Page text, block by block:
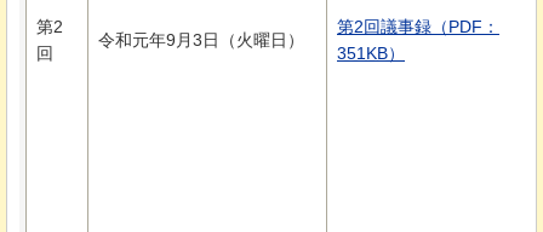
第2
回
令和元年9月3日（火曜日）
第2回議事録（PDF：
351KB）